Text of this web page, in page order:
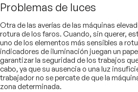
Problemas de luces
Otra de las averías de las máquinas
rotura de los faros. Cuando, sin querer,
uno de los elementos más sensibles a
indicadores de iluminación juegan un
garantizar la seguridad de los trabajos
cabo, ya que su ausencia o una luz
trabajador no se percate de que la
zona determinada.